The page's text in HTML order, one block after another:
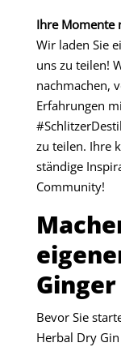
Ihre Momente
Wir laden Sie
uns zu teilen!
nachmachen,
Erfahrungen
zu teilen. Ihre
ständige
Community!
Ginger
Bevor Sie
Herbal Dry